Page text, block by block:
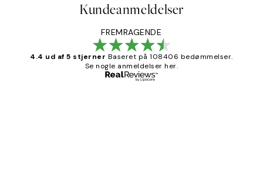
Kundeanmeldelser
FREMRAGENDE
4.4 ud af 5 stjerner Baseret på 108406 bedømmelser.
Se nogle anmeldelser her.